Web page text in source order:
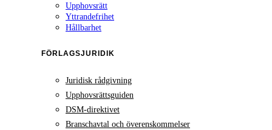
Upphovsrätt
Yttrandefrihet
Hållbarhet
FÖRLAGSJURIDIK
Juridisk rådgivning
Upphovsrättsguiden
DSM-direktivet
Branschavtal och överenskommelser